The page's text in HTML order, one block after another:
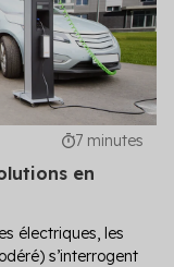
7 minutes
en
électriques, les
s’interrogent